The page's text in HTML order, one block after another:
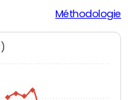
Méthodologie